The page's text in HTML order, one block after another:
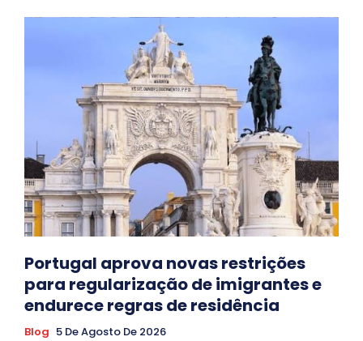
Portugal aprova novas restrições
para regularização de imigrantes e
endurece regras de residência
Blog 5 De Agosto De 2026